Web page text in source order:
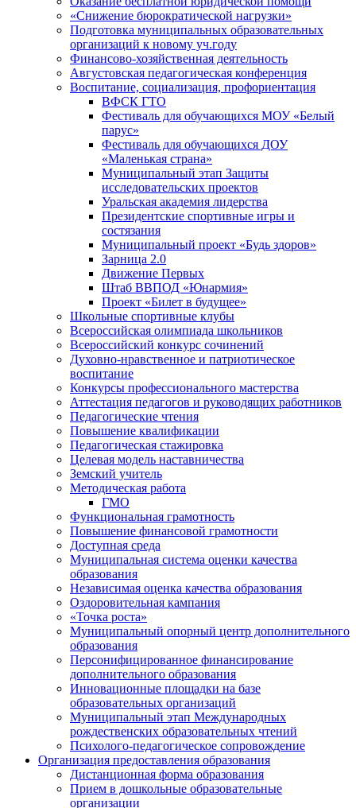
«Снижение бюрократической нагрузки»
Подготовка муниципальных образовательных
организаций к новому уч.году
Финансово-хозяйственная деятельность
Августовская педагогическая конференция
Воспитание, социализация, профориентация
ВФСК ГТО
Фестиваль для обучающихся МОУ «Белый
парус»
Фестиваль для обучающихся ДОУ
«Маленькая страна»
Муниципальный этап Защиты
исследовательских проектов
Уральская академия лидерства
Президентские спортивные игры и
состязания
Муниципальный проект «Будь здоров»
Зарница 2.0
Движение Первых
Штаб ВВПОД «Юнармия»
Проект «Билет в будущее»
Школьные спортивные клубы
Всероссийская олимпиада школьников
Всероссийский конкурс сочинений
Духовно-нравственное и патриотическое
воспитание
Конкурсы профессионального мастерства
Аттестация педагогов и руководящих работников
Педагогические чтения
Повышение квалификации
Педагогическая стажировка
Целевая модель наставничества
Земский учитель
Методическая работа
ГМО
Функциональная грамотность
Повышение финансовой грамотности
Доступная среда
Муниципальная система оценки качества
образования
Независимая оценка качества образования
Оздоровительная кампания
«Точка роста»
Муниципальный опорный центр дополнительного
образования
Персонифицированное финансирование
дополнительного образования
Инновационные площадки на базе
образовательных организаций
Муниципальный этап Международных
рождественских образовательных чтений
Психолого-педагогическое сопровождение
Организация предоставления образования
Дистанционная форма образования
Прием в дошкольные образовательные
организации